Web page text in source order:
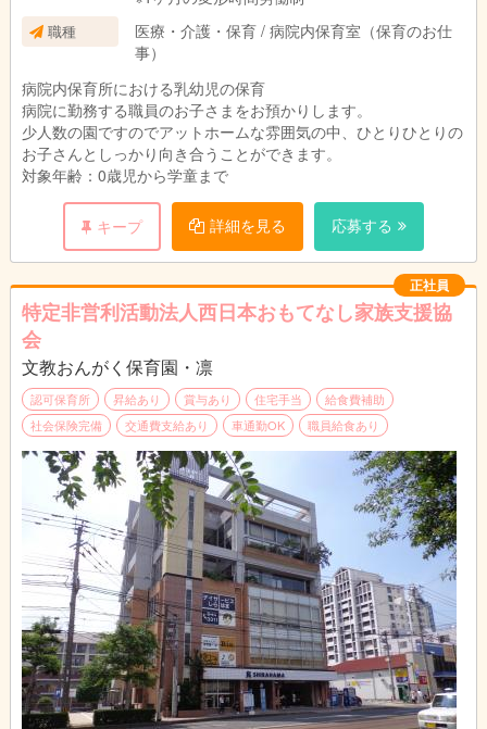
職種
医療・介護・保育 / 病院内保育室（保育のお仕
事）
病院内保育所における乳幼児の保育
病院に勤務する職員のお子さまをお預かりします。
少人数の園ですのでアットホームな雰囲気の中、ひとりひとりの
お子さんとしっかり向き合うことができます。
対象年齢：0歳児から学童まで
キープ 詳細を見る 応募する
正社員
特定非営利活動法人西日本おもてなし家族支援協
会
文教おんがく保育園・凛
認可保育所 昇給あり 賞与あり 住宅手当
給食費補助
社会保険完備
交通費支給あり 車通勤OK 職員給食あり